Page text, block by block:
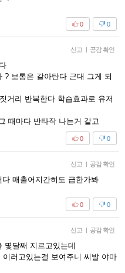
0
0
신고 | 공감 확인
? 보통은 갈아탄다 근대 그게 되
거리 반복한다 학습효과로 유저
때마다 반타작 나는거 같고
0
0
신고 | 공감 확인
매출어지간히도 급한가봐
0
0
신고 | 공감 확인
몇달째 지르고있는데
러고있는걸 보여주니 씨발 야마